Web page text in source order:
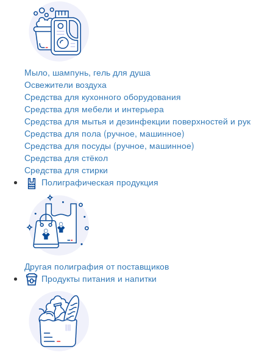
Мыло, шампунь, гель для душа
Освежители воздуха
Средства для кухонного оборудования
Средства для мебели и интерьера
Средства для мытья и дезинфекции поверхностей и рук
Средства для пола (ручное, машинное)
Средства для посуды (ручное, машинное)
Средства для стёкол
Средства для стирки
Полиграфическая продукция
Другая полиграфия от поставщиков
Продукты питания и напитки